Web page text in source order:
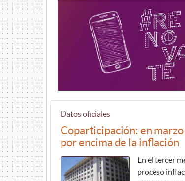
Datos oficiales
Coparticipación: en
por encima de la inflación
En el tercer
proceso